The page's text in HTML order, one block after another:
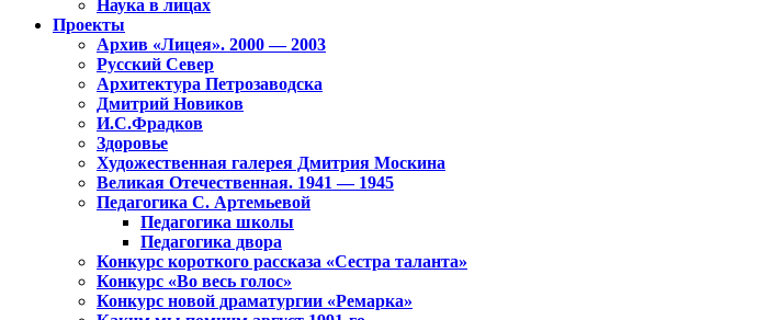
Наука в лицах
Проекты
Архив «Лицея». 2000 — 2003
Русский Север
Архитектура Петрозаводска
Дмитрий Новиков
И.С.Фрадков
Здоровье
Художественная галерея Дмитрия Москина
Великая Отечественная. 1941 — 1945
Педагогика С. Артемьевой
Педагогика школы
Педагогика двора
Конкурс короткого рассказа «Сестра таланта»
Конкурс «Во весь голос»
Конкурс новой драматургии «Ремарка»